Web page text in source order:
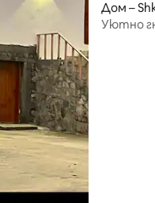
Дом –
Уютно